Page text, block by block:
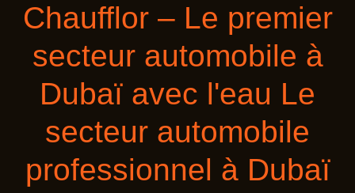
Chaufflor – Le premier
secteur automobile à
Dubaï avec l'eau Le
secteur automobile
professionnel à Dubaï